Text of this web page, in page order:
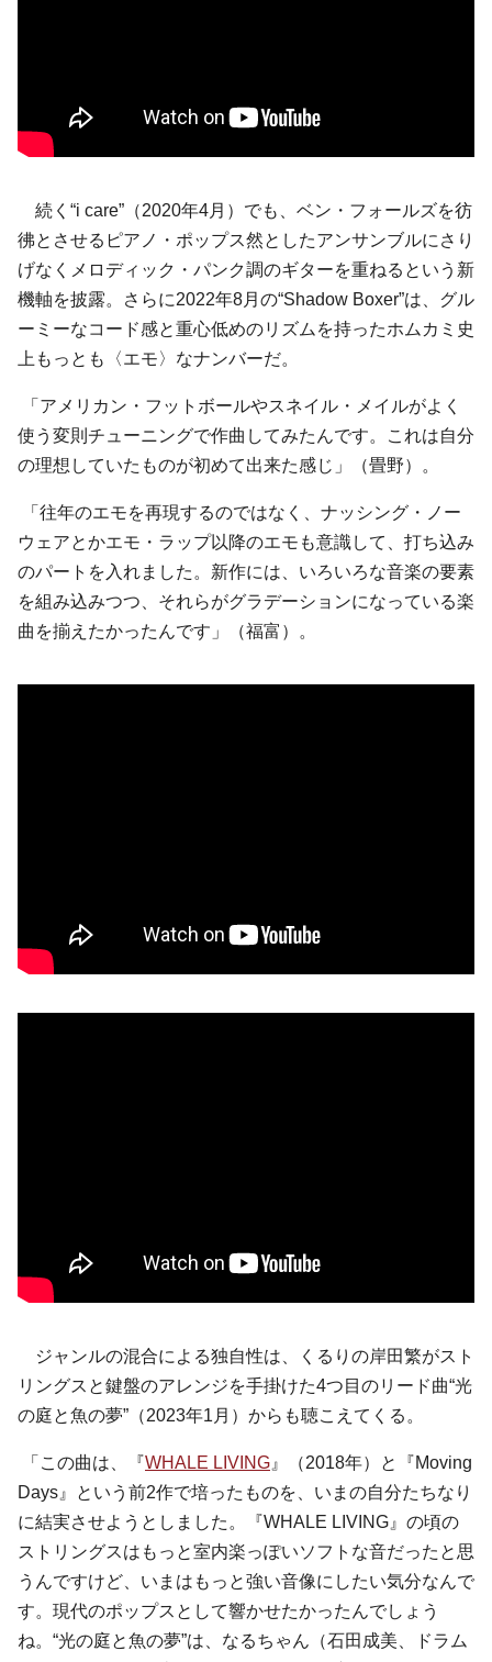
続く“i care”（2020年4月）でも、ベン・フォールズを彷
彿とさせるピアノ・ポップス然としたアンサンブルにさり
げなくメロディック・パンク調のギターを重ねるという新
機軸を披露。さらに2022年8月の“Shadow Boxer”は、グル
ーミーなコード感と重心低めのリズムを持ったホムカミ史
上もっとも〈エモ〉なナンバーだ。
「アメリカン・フットボールやスネイル・メイルがよく
使う変則チューニングで作曲してみたんです。これは自分
の理想していたものが初めて出来た感じ」（畳野）。
「往年のエモを再現するのではなく、ナッシング・ノー
ウェアとかエモ・ラップ以降のエモも意識して、打ち込み
のパートを入れました。新作には、いろいろな音楽の要素
を組み込みつつ、それらがグラデーションになっている楽
曲を揃えたかったんです」（福富）。
ジャンルの混合による独自性は、くるりの岸田繁がスト
リングスと鍵盤のアレンジを手掛けた4つ目のリード曲“光
の庭と魚の夢”（2023年1月）からも聴こえてくる。
「この曲は、『WHALE LIVING 』（2018年）と『Moving
Days』という前2作で培ったものを、いまの自分たちなり
に結実させようとしました。『WHALE LIVING』の頃の
ストリングスはもっと室内楽っぽいソフトな音だったと思
うんですけど、いまはもっと強い音像にしたい気分なんで
す。現代のポップスとして響かせたかったんでしょう
ね。“光の庭と魚の夢”は、なるちゃん（石田成美、ドラム